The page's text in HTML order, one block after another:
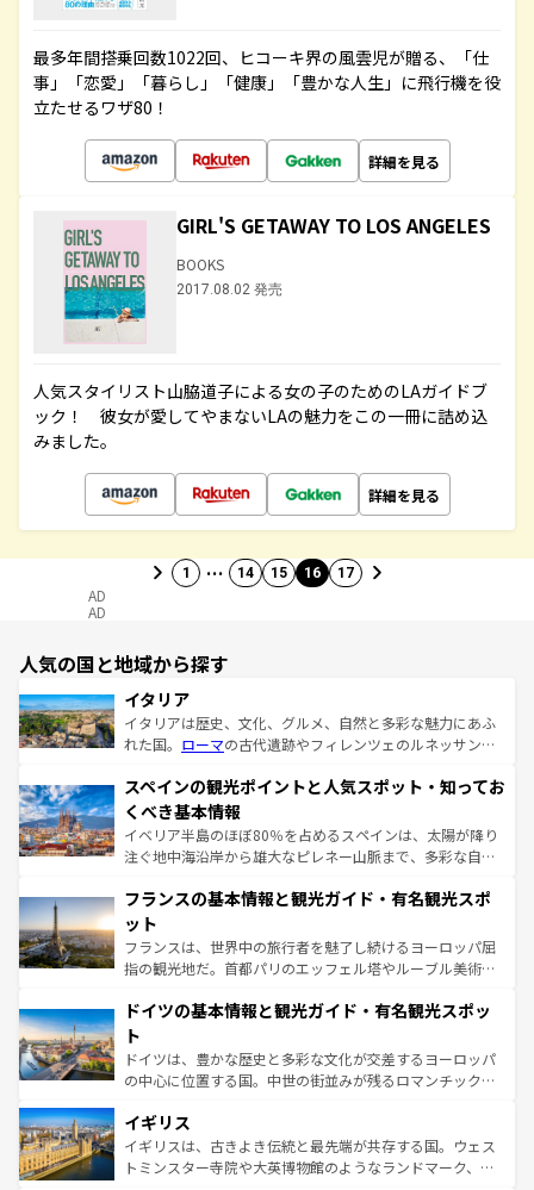
最多年間搭乗回数1022回、ヒコーキ界の風雲児が贈る、「仕
事」「恋愛」「暮らし」「健康」「豊かな人生」に飛行機を役
立たせるワザ80！
詳細を見る
GIRL'S GETAWAY TO LOS ANGELES
BOOKS
2017.08.02 発売
人気スタイリスト山脇道子による女の子のためのLAガイドブ
ック！ 彼女が愛してやまないLAの魅力をこの一冊に詰め込
みました。
詳細を見る
1 … 14 15 16 17
AD
AD
人気の国と地域から探す
イタリア
イタリアは歴史、文化、グルメ、自然と多彩な魅力にあふ
れた国。 ローマの古代遺跡やフィレンツェのルネッサンス
ろん、トスカーナの美しい田園風景やアマルフィ海岸の絶
景など、自然景観も見逃せない。観光の合間には、本場の
ピザやパスタなど、絶品のイタリア料理を堪能することも
できる。朝目覚めてから夜眠るまで、すべての瞬間を楽し
なお、新着のイタリア情報はコンテンツ一覧を参照してほ
しい。
スペインの観光ポイントと人気スポット・知ってお
くべき基本情報
イベリア半島のほぼ80％を占めるスペインは、太陽が降り
注ぐ地中海沿岸から雄大なピレネー山脈まで、多彩な自然
文化が根付くこの国では、情熱的なフラメンコ、熱気あふ
れる闘牛、そして美味しいタパスが生活の一部となってい
る。首都マドリードの洗練された雰囲気や、バルセロナの
アートに溢れた街角から、地方では古代ローマ遺跡や中世
せる。地方によって風土や気候が異なるスペインはその個
ンテンツ一覧 を参照してほしい。
フランスの基本情報と観光ガイド・有名観光スポ
ット
フランスは、世界中の旅行者を魅了し続けるヨーロッパ屈
指の観光地だ。首都パリのエッフェル塔やルーブル美術館
で、幅広い魅力が詰まっている。華麗な宮殿、歴史的な大
聖堂、美しいビーチ、そして豊かな自然が、訪れる者を心
から魅了する。また、フランスは美食の国としても知ら
れ、フランス料理はユネスコ無形文化遺産にも登録されて
香り高いラベンダー畑など、多彩な楽しみ方が可能だ。さ
らに、パリ以外の地域にも魅力が溢れており、どの街角に
も豊かな歴史と文化が息づいている。パリ以外の個性あふ
ドイツの基本情報と観光ガイド・有名観光スポッ
ト
ドイツは、豊かな歴史と多彩な文化が交差するヨーロッパ
の中心に位置する国。中世の街並みが残るロマンチック街
顔を持つこの国は、どこを歩いても飽きることがない。ベ
ルリンの文化的活気、バイエルン州のアルプスの絶景、そ
してライン川沿いのワイン畑といった風景は必見。ビール
イギリス
イギリスは、古きよき伝統と最先端が共存する国。ウェス
トミンスター寺院や大英博物館のようなランドマーク、歴